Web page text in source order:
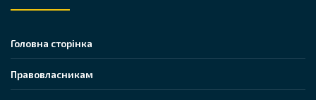
Головна сторінка
Правовласникам